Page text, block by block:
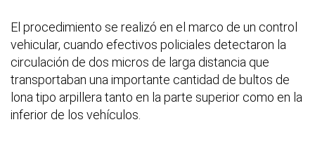
El procedimiento se realizó en el marco de un control
vehicular, cuando efectivos policiales detectaron la
circulación de dos micros de larga distancia que
transportaban una importante cantidad de bultos de
lona tipo arpillera tanto en la parte superior como en la
inferior de los vehículos.